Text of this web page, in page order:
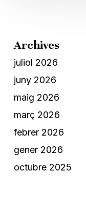
Archives
juliol 2026
juny 2026
maig 2026
març 2026
febrer 2026
gener 2026
octubre 2025